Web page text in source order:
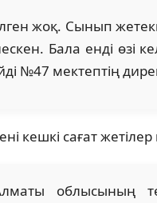
жоқ. Сынып
Бала енді өзі
№47 мектептің
кешкі сағат
облысының